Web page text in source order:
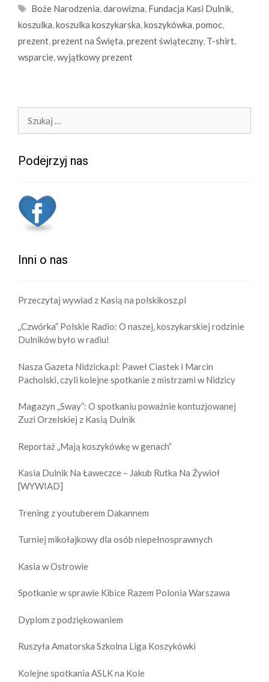
Tagi
Boże Narodzenia,darowizna, Fundacja Kasi Dulnik,
koszulka,koszulka koszykarska,koszykówka,pomoc,
prezent,prezent na Święta,prezent świąteczny, T-shirt,
wsparcie,wyjątkowy prezent
Podejrzyj nas
Inni o nas
Przeczytaj wywiad z Kasią na polskikosz.pl
„Czwórka” Polskie Radio: O naszej, koszykarskiej rodzinie
Dulników było w radiu!
Nasza Gazeta Nidzicka.pl: Paweł Ciastek i Marcin
Pacholski, czyli kolejne spotkanie z mistrzami w Nidzicy
Magazyn „Sway”: O spotkaniu poważnie kontuzjowanej
Zuzi Orzelskiej z Kasią Dulnik
Reportaż „Mają koszykówkę w genach”
Kasia Dulnik Na Ławeczce – Jakub Rutka Na Żywioł
[WYWIAD]
Trening z youtuberem Dakannem
Turniej mikołajkowy dla osób niepełnosprawnych
Kasia w Ostrowie
Spotkanie w sprawie Kibice Razem Polonia Warszawa
Dyplom z podziękowaniem
Ruszyła Amatorska Szkolna Liga Koszykówki
Kolejne spotkania ASLK na Kole